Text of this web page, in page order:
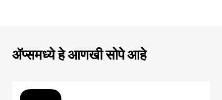
ॲप्समध्ये हे आणखी सोपे आहे